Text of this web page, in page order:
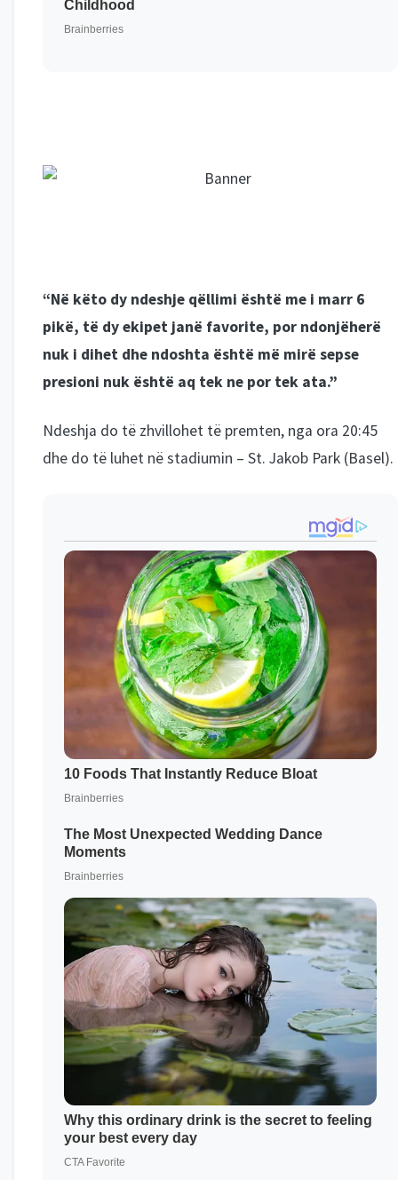
“Në këto dy ndeshje qëllimi është me i marr 6
pikë, të dy ekipet janë favorite, por ndonjëherë
nuk i dihet dhe ndoshta është më mirë sepse
presioni nuk është aq tek ne por tek ata.”
Ndeshja do të zhvillohet të premten, nga ora 20:45
dhe do të luhet në stadiumin – St. Jakob Park (Basel).